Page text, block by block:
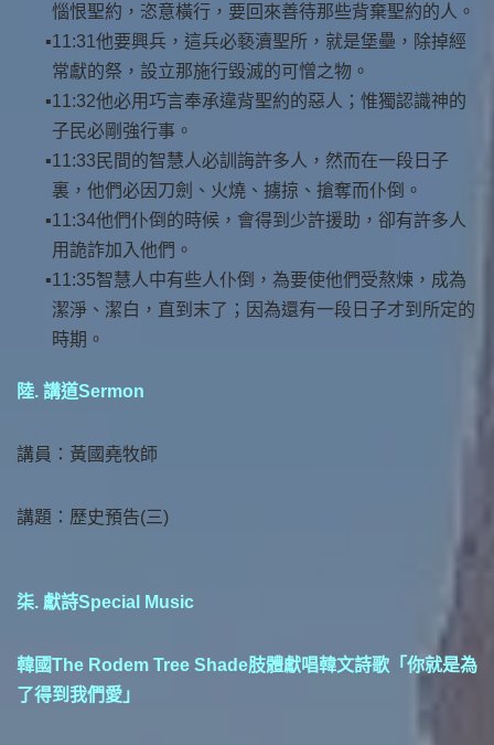
惱恨聖約，恣意橫行，要回來善待那些背棄聖約的人。
11:31他要興兵，這兵必褻瀆聖所，就是堡壘，除掉經
常獻的祭，設立那施行毀滅的可憎之物。
11:32他必用巧言奉承違背聖約的惡人；惟獨認識神的
子民必剛強行事。
11:33民間的智慧人必訓誨許多人，然而在一段日子
裏，他們必因刀劍、火燒、擄掠、搶奪而仆倒。
11:34他們仆倒的時候，會得到少許援助，卻有許多人
用詭詐加入他們。
11:35智慧人中有些人仆倒，為要使他們受熬煉，成為
潔淨、潔白，直到末了；因為還有一段日子才到所定的
時期。
陸. 講道Sermon
講員：黃國堯牧師
講題：歷史預告(三)
柒. 獻詩Special Music
韓國The Rodem Tree Shade肢體獻唱韓文詩歌「你就是為
了得到我們愛」